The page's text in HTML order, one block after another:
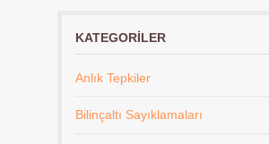
KATEGORILER
Anlık Tepkiler
Bilinçaltı Sayıklamaları